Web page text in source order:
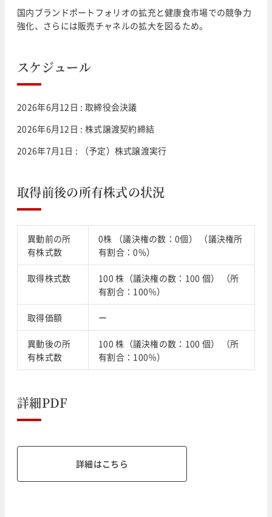
国内ブランドポートフォリオの拡充と健康食市場での競争力
強化、さらには販売チャネルの拡大を図るため。
スケジュール
2026年6月12日 : 取締役会決議
2026年6月12日 : 株式譲渡契約締結
2026年7月1日 : （予定）株式譲渡実行
取得前後の所有株式の状況
異動前の所
有株式数
0株 （議決権の数：0個） （議決権所
有割合：0%）
取得株式数
100 株（議決権の数：100 個） （所
有割合：100％）
取得価額 ー
異動後の所
有株式数
100 株（議決権の数：100 個） （所
有割合：100％）
詳細PDF
詳細はこちら